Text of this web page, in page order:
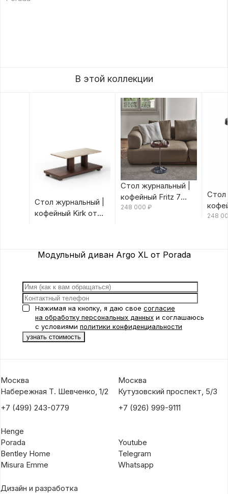
В этой коллекции
Стол журнальный |
кофейный Kirk от
Стол журнальный |
кофейный Fritz 7
Canaletta/Rosso
248 000 ₽
Стол
248
Модульный диван Argo XL от Porada
Нажимая на кнопку, я даю свое согласие
на обработку персональных данных и соглашаюсь
с условиями политики конфиденциальности
Москва
Набережная Т. Шевченко, 1/2
+7 (499) 243-0779
Москва
Кутузовский проспект, 5/3
+7 (926) 999-9111
Henge
Porada
Bentley Home
Misura Emme
Youtube
Telegram
Whatsapp
Дизайн и разработка